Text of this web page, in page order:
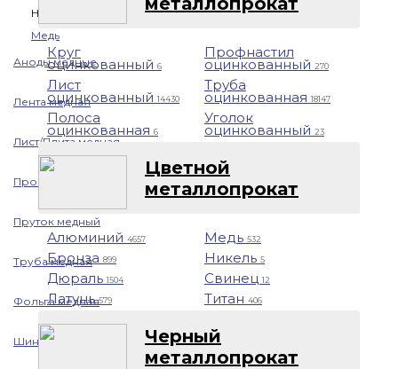
Назад
Медь
Аноды медные
Лента медная
Лист/Плита медная
Проволока медная
Пруток медный
Труба медная
Фольга медная
Шина медная
Круг
оцинкованный 6
Лист
оцинкованный14430
Полоса
оцинкованная 6
Профнастил
оцинкованный 270
Труба
оцинкованная18147
Уголок
оцинкованный 23
Цветной
металлопрокат
Алюминий 4657
Бронза 899
Дюраль1504
Латунь579
Медь 532
Никель 5
Свинец12
Титан 406
Черный
металлопрокат